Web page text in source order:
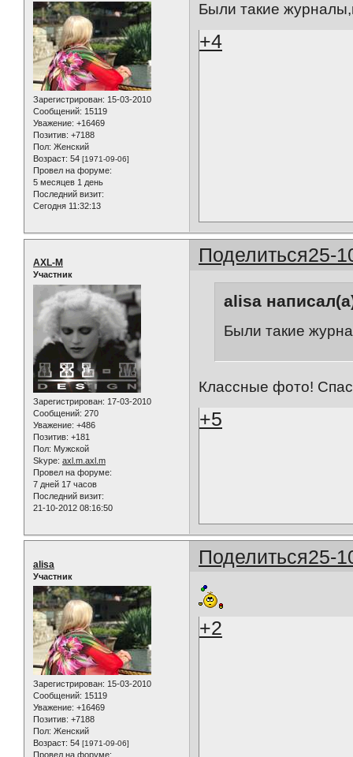
Зарегистрирован: 15-03-2010
Сообщений: 15119
Уважение: +16469
Позитив: +7188
Пол: Женский
Возраст: 54 [1971-09-06]
Провел на форуме:
5 месяцев 1 день
Последний визит:
Сегодня 11:32:13
Были такие
+4
Поделиться25-
AXL-M
Участник
Зарегистрирован: 17-03-2010
Сообщений: 270
Уважение: +486
Позитив: +181
Пол: Мужской
Skype: axl.m.axl.m
Провел на форуме:
7 дней 17 часов
Последний визит:
21-10-2012 08:16:50
alisa
Были такие
Классные фото!
+5
Поделиться25-
alisa
Участник
Зарегистрирован: 15-03-2010
Сообщений: 15119
Уважение: +16469
Позитив: +7188
Пол: Женский
Возраст: 54 [1971-09-06]
Провел на форуме:
+2